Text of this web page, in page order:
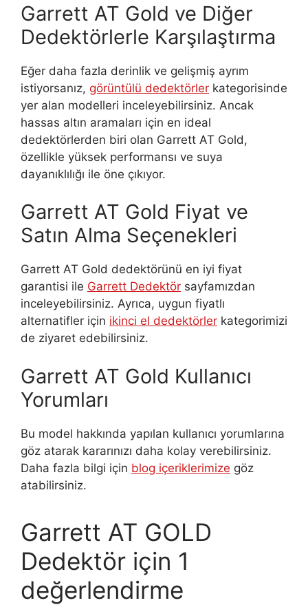
Garrett AT Gold ve Diğer
Dedektörlerle Karşılaştırma
Eğer daha fazla derinlik ve gelişmiş ayrım
istiyorsanız, görüntülü dedektörler kategorisinde
yer alan modelleri inceleyebilirsiniz. Ancak
hassas altın aramaları için en ideal
dedektörlerden biri olan Garrett AT Gold,
özellikle yüksek performansı ve suya
dayanıklılığı ile öne çıkıyor.
Garrett AT Gold Fiyat ve
Satın Alma Seçenekleri
Garrett AT Gold dedektörünü en iyi fiyat
garantisi ile Garrett Dedektör sayfamızdan
inceleyebilirsiniz. Ayrıca, uygun fiyatlı
alternatifler için ikinci el dedektörler kategorimizi
de ziyaret edebilirsiniz.
Garrett AT Gold Kullanıcı
Yorumları
Bu model hakkında yapılan kullanıcı yorumlarına
göz atarak kararınızı daha kolay verebilirsiniz.
Daha fazla bilgi için blog içeriklerimize göz
atabilirsiniz.
Garrett AT GOLD
Dedektör için 1
değerlendirme